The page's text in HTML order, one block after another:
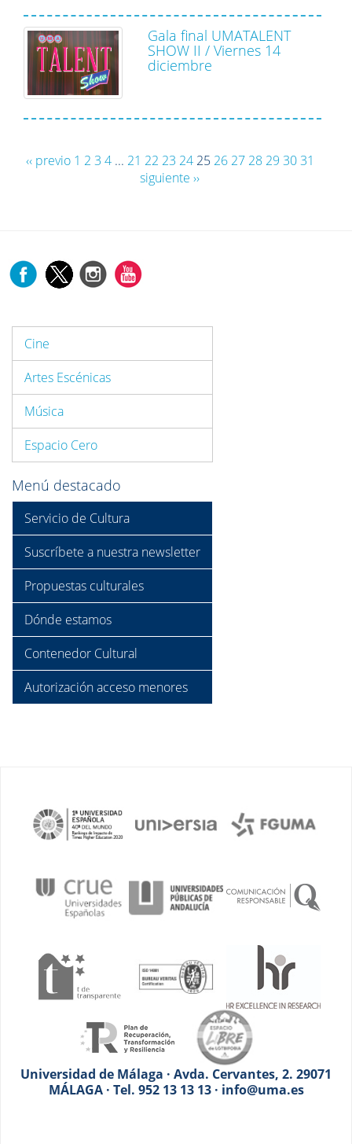
Gala final UMATALENT
SHOW II / Viernes 14
diciembre
‹‹ previo 1 2 3 4... 21 22 23 24 25 26 27 28 29 30 31
siguiente ››
Cine
Artes Escénicas
Música
Espacio Cero
Menú destacado
Servicio de Cultura
Suscríbete a nuestra newsletter
Propuestas culturales
Dónde estamos
Contenedor Cultural
Autorización acceso menores
Universidad de Málaga · Avda. Cervantes, 2. 29071
MÁLAGA · Tel. 952 13 13 13 · info@uma.es